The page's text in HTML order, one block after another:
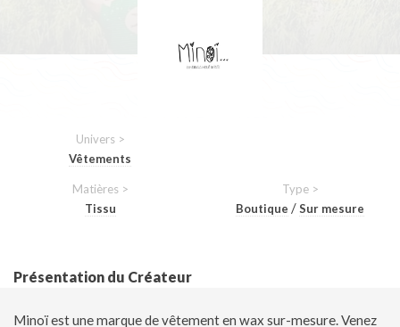
Univers >
Vêtements
Matières >
Tissu
Type >
Boutique /Sur mesure
Présentation du Créateur
Minoï est une marque de vêtement en wax sur-mesure. Venez